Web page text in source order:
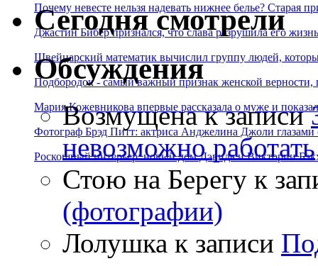
Почему невесте нельзя надевать нижнее белье? Старая
Джастин Бибер признался, что слава разрушила его
Швейцарский математик вычислил группу людей,
Подбородок - самый важный признак женской
Мария Кожевникова впервые рассказала о муже и
Фотограф Брэд Питт: актриса Анджелина Джоли глазами
Роскошный интерьер: новый дом Дэвида и Виктории
Сегодня смотрели
Обсуждения
Возмущенак записи
невозможно работать
Стою на Берегу к
(фотографии)
Лолушка к записи